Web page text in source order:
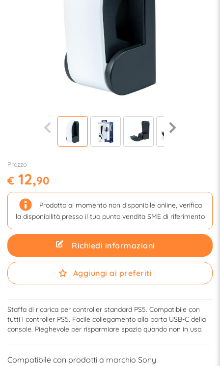
Prezzo
€ 12,90
Prodotto al momento non disponibile online, verifica
la disponibilità presso il tuo punto vendita SME di riferimento
Richiedi informazioni
Aggiungi ai preferiti
Staffa di ricarica per controller standard PS5. Compatibile con
tutti i controller PS5. Facile collegamento alla porta USB-C della
console. Pieghevole per risparmiare spazio quando non in uso.
Compatibile con prodotti a marchio Sony